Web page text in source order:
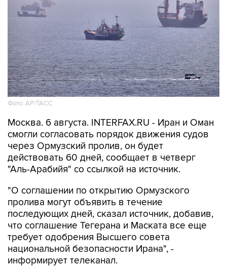
Фото: AP/ТАСС
Москва. 6 августа. INTERFAX.RU - Иран и Оман
смогли согласовать порядок движения судов
через Ормузский пролив, он будет
действовать 60 дней, сообщает в четверг
"Аль-Арабийя" со ссылкой на источник.
"О соглашении по открытию Ормузского
пролива могут объявить в течение
последующих дней, сказал источник, добавив,
что соглашение Тегерана и Маската все еще
требует одобрения Высшего совета
национальной безопасности Ирана", -
информирует телеканал.